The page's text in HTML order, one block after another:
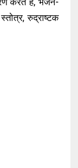
रुद्राष्टक